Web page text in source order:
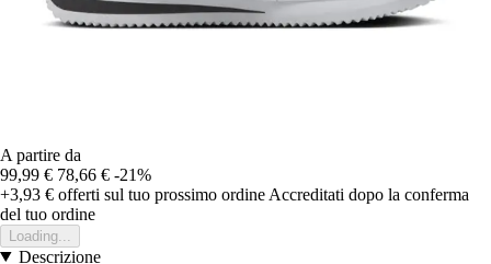
A partire da
99,99 € 78,66 € -21%
+3,93 € offerti sul tuo prossimo ordine Accreditati dopo la conferma
del tuo ordine
Loading...
Descrizione